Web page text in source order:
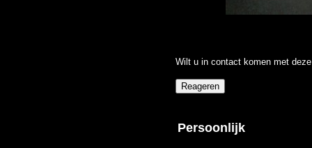
Wilt u in contact komen met
Persoonlijk